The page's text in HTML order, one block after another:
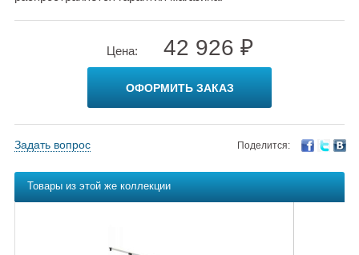
Цена: 42 926 ₽
ОФОРМИТЬ ЗАКАЗ
Задать вопрос Поделится:
Товары из этой же коллекции